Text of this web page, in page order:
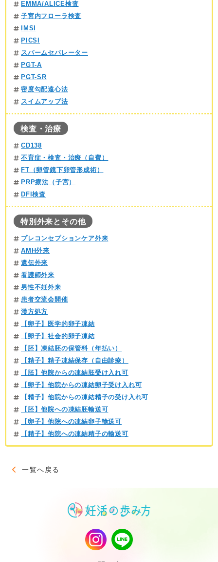
EMMA/ALICE検査
子宮内フローラ検査
IMSI
PICSI
スパームセパレーター
PGT-A
PGT-SR
密度勾配遠心法
スイムアップ法
検査・治療
CD138
不育症・検査・治療（自費）
FT（卵管鏡下卵管形成術）
PRP療法（子宮）
DFI検査
特別外来とその他
プレコンセプションケア外来
AMH外来
遺伝外来
看護師外来
男性不妊外来
患者交流会開催
漢方処方
【卵子】医学的卵子凍結
【卵子】社会的卵子凍結
【胚】凍結胚の保管料（年払い）
【精子】精子凍結保存（自由診療）
【胚】他院からの凍結胚受け入れ可
【卵子】他院からの凍結卵子受け入れ可
【精子】他院からの凍結精子の受け入れ可
【胚】他院への凍結胚輸送可
【卵子】他院への凍結卵子輸送可
【精子】他院への凍結精子の輸送可
一覧へ戻る